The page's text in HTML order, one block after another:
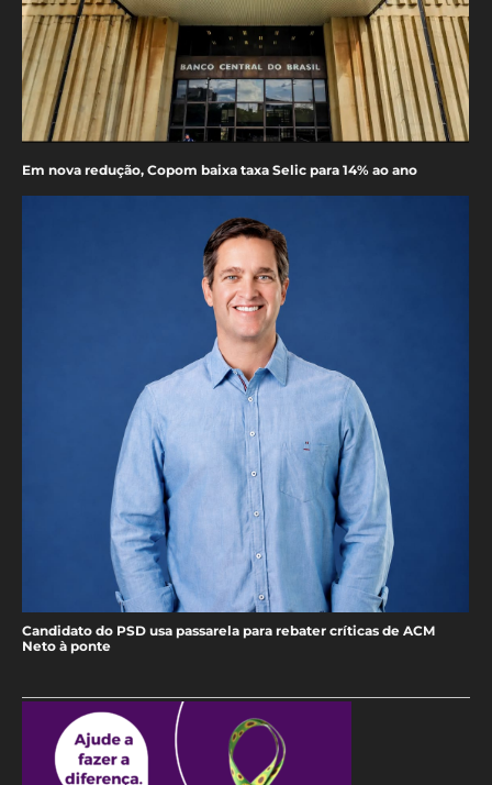
Em nova redução, Copom baixa taxa Selic para 14% ao ano
Candidato do PSD usa passarela para rebater críticas de ACM
Neto à ponte